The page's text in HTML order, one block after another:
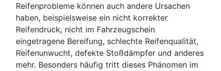
Reifenprobleme können auch andere Ursachen
haben, beispielsweise ein nicht korrekter
Reifendruck, nicht im Fahrzeugschein
eingetragene Bereifung, schlechte Reifenqualität,
Reifenunwucht, defekte Stoßdämpfer und anderes
mehr. Besonders häufig tritt dieses Phänomen im